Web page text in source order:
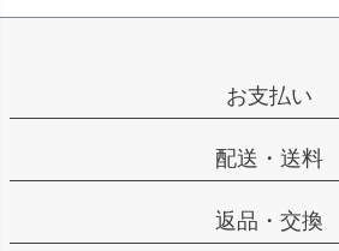
お支払い
配送・送料
返品・交換